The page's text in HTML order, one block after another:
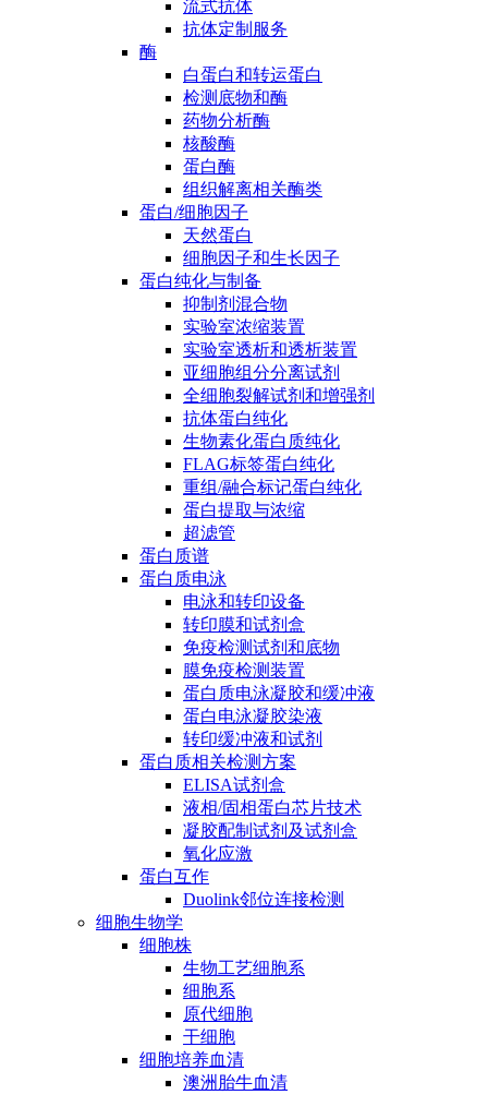
流式抗体
抗体定制服务
酶
白蛋白和转运蛋白
检测底物和酶
药物分析酶
核酸酶
蛋白酶
组织解离相关酶类
蛋白/细胞因子
天然蛋白
细胞因子和生长因子
蛋白纯化与制备
抑制剂混合物
实验室浓缩装置
实验室透析和透析装置
亚细胞组分分离试剂
全细胞裂解试剂和增强剂
抗体蛋白纯化
生物素化蛋白质纯化
FLAG标签蛋白纯化
重组/融合标记蛋白纯化
蛋白提取与浓缩
超滤管
蛋白质谱
蛋白质电泳
电泳和转印设备
转印膜和试剂盒
免疫检测试剂和底物
膜免疫检测装置
蛋白质电泳凝胶和缓冲液
蛋白电泳凝胶染液
转印缓冲液和试剂
蛋白质相关检测方案
ELISA试剂盒
液相/固相蛋白芯片技术
凝胶配制试剂及试剂盒
氧化应激
蛋白互作
Duolink邻位连接检测
细胞生物学
细胞株
生物工艺细胞系
细胞系
原代细胞
干细胞
细胞培养血清
澳洲胎牛血清